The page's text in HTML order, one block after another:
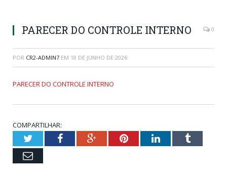
PARECER DO CONTROLE INTERNO 0
POR CR2-ADMIN7 EM 18 DE JUNHO DE 2026
PARECER DO CONTROLE INTERNO
COMPARTILHAR:
TwitterFacebookGoogle+PinterestLinkedInTumblr
Email